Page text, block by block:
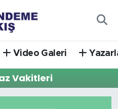
Video Galeri
Vakitleri